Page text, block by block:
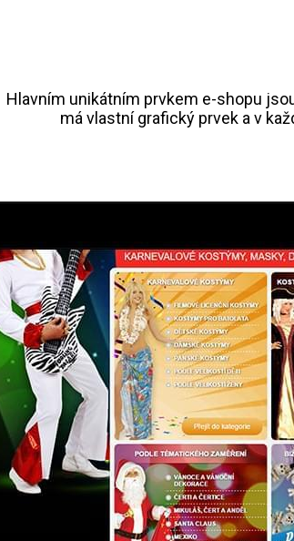
Hlavním unikátním prvkem e-shopu
má vlastní grafický prvek a v